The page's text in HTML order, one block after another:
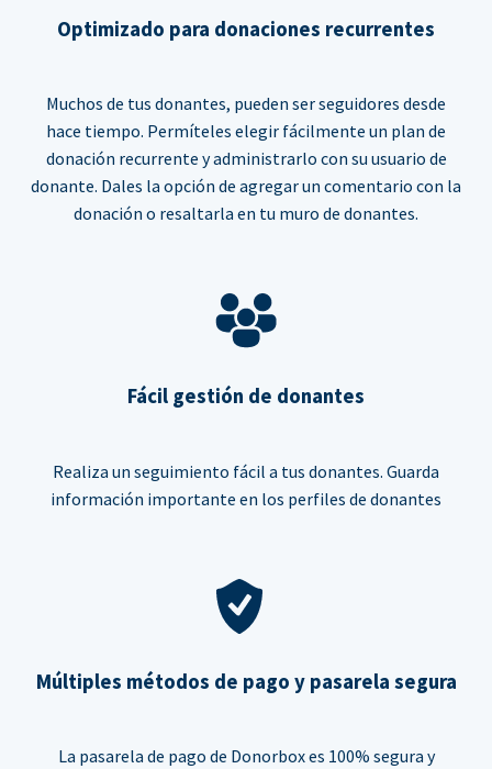
Optimizado para donaciones recurrentes
Muchos de tus donantes, pueden ser seguidores desde
hace tiempo. Permíteles elegir fácilmente un plan de
donación recurrente y administrarlo con su usuario de
donante. Dales la opción de agregar un comentario con la
donación o resaltarla en tu muro de donantes.
Fácil gestión de donantes
Realiza un seguimiento fácil a tus donantes. Guarda
información importante en los perfiles de donantes
Múltiples métodos de pago y pasarela segura
La pasarela de pago de Donorbox es 100% segura y